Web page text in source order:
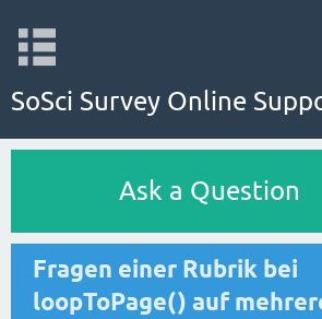
SoSci Survey Online
Ask a Question
Fragen einer Rubrik bei
loopToPage() auf